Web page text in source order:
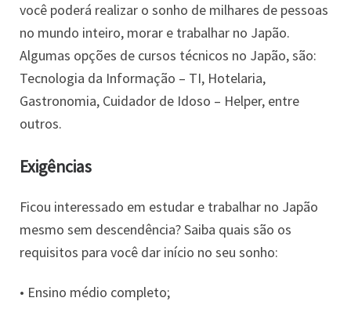
você poderá realizar o sonho de milhares de pessoas
no mundo inteiro, morar e trabalhar no Japão.
Algumas opções de cursos técnicos no Japão, são:
Tecnologia da Informação – TI, Hotelaria,
Gastronomia, Cuidador de Idoso – Helper, entre
outros.
Exigências
Ficou interessado em estudar e trabalhar no Japão
mesmo sem descendência? Saiba quais são os
requisitos para você dar início no seu sonho:
• Ensino médio completo;